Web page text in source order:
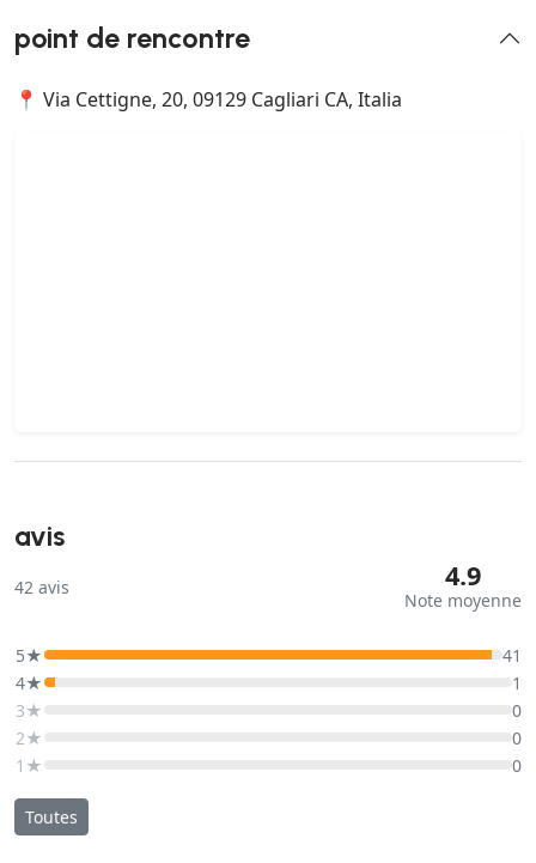
point de rencontre
📍 Via Cettigne, 20, 09129 Cagliari CA, Italia
avis
42 avis 4.9
Note moyenne
5★
41
4★
1
3★
0
2★
0
1★
0
Toutes